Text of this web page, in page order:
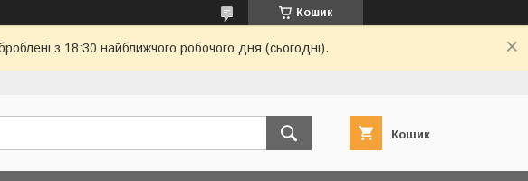
Кошик
з 18:30 найближчого робочого дня (сьогодні).
Кошик